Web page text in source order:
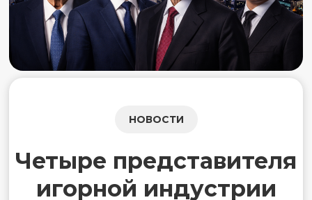
НОВОСТИ
Четыре представителя
игорной индустрии